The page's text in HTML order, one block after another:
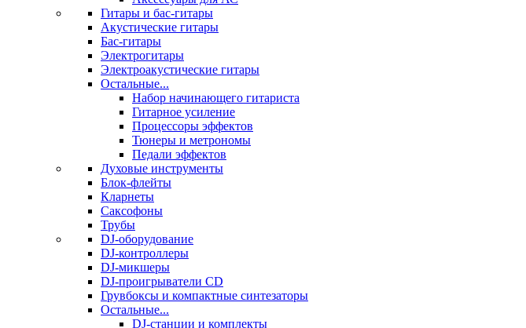
Гитары и бас-гитары
Акустические гитары
Бас-гитары
Электрогитары
Электроакустические гитары
Остальные...
Набор начинающего гитариста
Гитарное усиление
Процессоры эффектов
Тюнеры и метрономы
Педали эффектов
Духовые инструменты
Блок-флейты
Кларнеты
Саксофоны
Трубы
DJ-оборудование
DJ-контроллеры
DJ-микшеры
DJ-проигрыватели CD
Грувбоксы и компактные синтезаторы
Остальные...
DJ-станции и комплекты